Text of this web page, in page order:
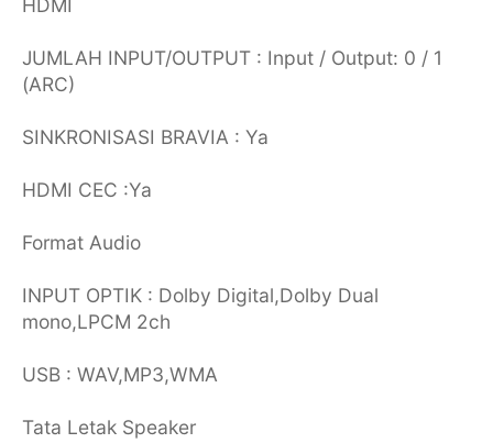
HDMI
JUMLAH INPUT/OUTPUT : Input / Output: 0 / 1
(ARC)
SINKRONISASI BRAVIA : Ya
HDMI CEC :Ya
Format Audio
INPUT OPTIK : Dolby Digital,Dolby Dual
mono,LPCM 2ch
USB : WAV,MP3,WMA
Tata Letak Speaker